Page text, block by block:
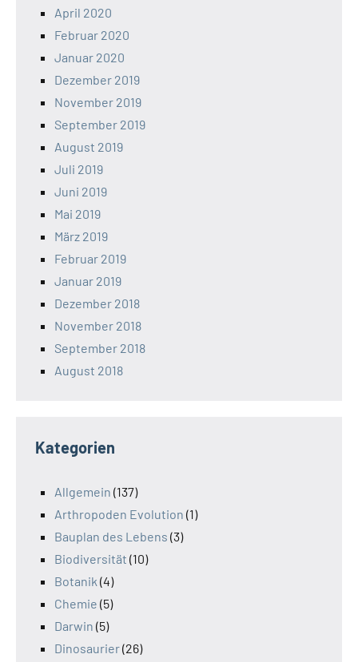
April 2020
Februar 2020
Januar 2020
Dezember 2019
November 2019
September 2019
August 2019
Juli 2019
Juni 2019
Mai 2019
März 2019
Februar 2019
Januar 2019
Dezember 2018
November 2018
September 2018
August 2018
Kategorien
Allgemein (137)
Arthropoden Evolution (1)
Bauplan des Lebens (3)
Biodiversität (10)
Botanik (4)
Chemie (5)
Darwin (5)
Dinosaurier(26)